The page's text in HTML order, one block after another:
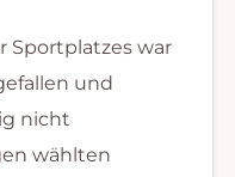
Sportplatzes war
und
nicht
wählten